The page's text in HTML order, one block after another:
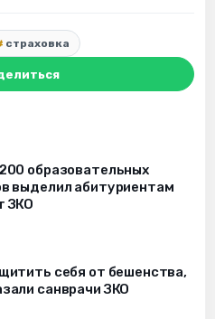
страховка
образовательных
выделил абитуриентам
ЗКО
себя от бешенства,
санврачи ЗКО